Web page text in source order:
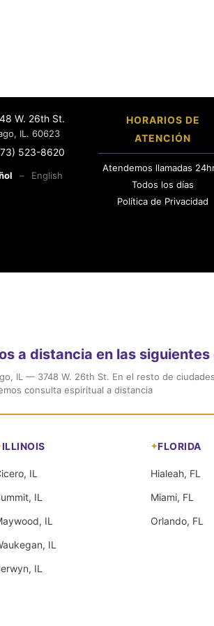
W. 26th St.
IL. 60623
523-8620
– English
HORARIOS DE
ATENCIÓN
Atendemos llamadas
Todos los días
Política de Privacidad
a distancia en las
IL — 3748 W. 26th St. En el resto de ciudades
consulta espiritual a distancia
ILLINOIS
IL
IL
IL
IL
IL
FLORIDA
Hialeah, FL
Miami, FL
Orlando, FL